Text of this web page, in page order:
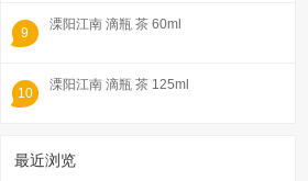
9
溧阳江南 滴瓶 茶 60ml
10
溧阳江南 滴瓶 茶 125ml
最近浏览